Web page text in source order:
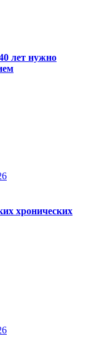
лет нужно
хронических